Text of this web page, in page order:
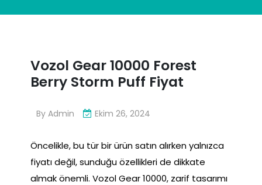
Vozol Gear 10000 Forest
Berry Storm Puff Fiyat
By Admin Ekim 26, 2024
Öncelikle, bu tür bir ürün satın alırken yalnızca
fiyatı değil, sunduğu özellikleri de dikkate
almak önemli. Vozol Gear 10000, zarif tasarımı